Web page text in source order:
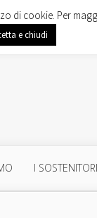
I SOSTENITORI
di cookie. Per
e chiudi